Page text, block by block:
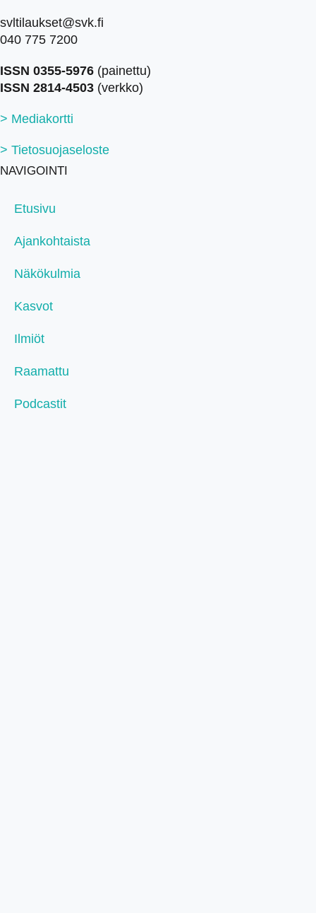
svltilaukset@svk.fi
040 775 7200
ISSN 0355-5976 (painettu)
ISSN 2814-4503 (verkko)
> Mediakortti
> Tietosuojaseloste
NAVIGOINTI
Etusivu
Ajankohtaista
Näkökulmia
Kasvot
Ilmiöt
Raamattu
Podcastit